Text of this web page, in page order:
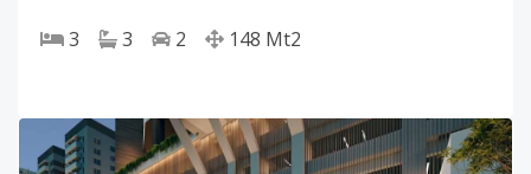
3 3 2 148 Mt2